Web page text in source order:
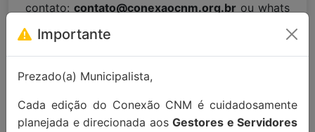
contato: contato@conexaocnm.org.br ou whats
app
Apoio Institucional:
Importante
Prezado(a) Municipalista,
Cada edição do Conexão CNM é cuidadosamente
planejada e direcionada aos Gestores e Servidores